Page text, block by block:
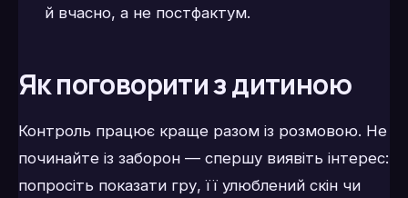
й вчасно, а не постфактум.
Як поговорити з дитиною
Контроль працює краще разом із розмовою. Не
починайте із заборон — спершу виявіть інтерес:
попросіть показати гру, її улюблений скін чи